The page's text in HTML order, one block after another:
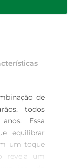
de
todos
Essa
equilibrar
um toque
revela um